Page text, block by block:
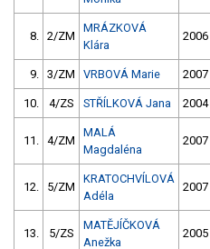
8. 2/ZM
MRÁZKOVÁ
Klára
2006
9. 3/ZM VRBOVÁ Marie 2007
10. 4/ZS STŘÍLKOVÁ Jana 2004
11. 4/ZM
MALÁ
Magdaléna
2007
12. 5/ZM
KRATOCHVÍLOVÁ
Adéla
2007
13. 5/ZS
MATĚJÍČKOVÁ
Anežka
2005